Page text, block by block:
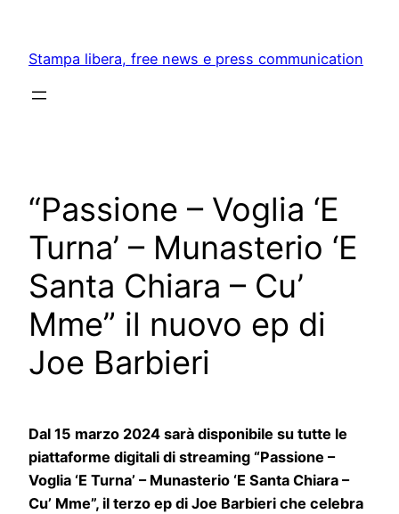
content
Stampa libera, free news e press communication
“Passione – Voglia ‘E
Turna’ – Munasterio ‘E
Santa Chiara – Cu’
Mme” il nuovo ep di
Joe Barbieri
Dal 15 marzo 2024 sarà disponibile su tutte le
piattaforme digitali di streaming “Passione –
Voglia ‘E Turna’ – Munasterio ‘E Santa Chiara –
Cu’ Mme”, il terzo ep di Joe Barbieri che celebra